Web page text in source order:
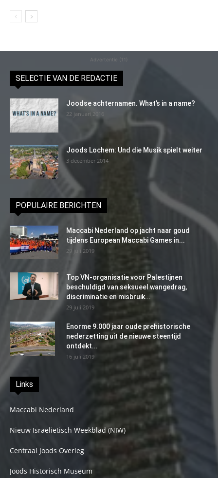
Advertentie (11)
SELECTIE VAN DE REDACTIE
Joodse achternamen. What’s in a name?
22 januari 2016
Joods Lochem: Und die Musik spielt weiter
3 december 2014
POPULAIRE BERICHTEN
Maccabi Nederland op jacht naar goud
tijdens European Maccabi Games in...
29 juli 2019
Top VN-organisatie voor Palestijnen
beschuldigd van seksueel wangedrag,
discriminatie en misbruik...
29 juli 2019
Enorme 9.000 jaar oude prehistorische
nederzetting uit de nieuwe steentijd
ontdekt...
16 juli 2019
Links
Maccabi Nederland
Nieuw Israelietisch Weekblad (NIW)
Centraal Joods Overleg
Joods Historisch Museum